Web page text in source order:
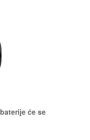
će se